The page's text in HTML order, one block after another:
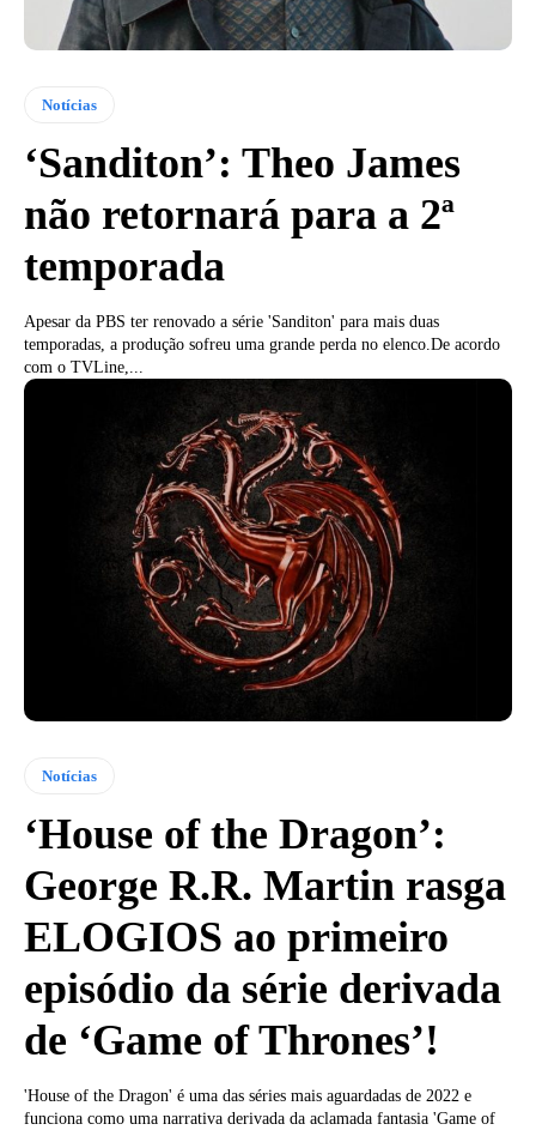
Notícias
‘Sanditon’: Theo James
não retornará para a 2ª
temporada
Apesar da PBS ter renovado a série 'Sanditon' para mais duas
temporadas, a produção sofreu uma grande perda no elenco.De acordo
com o TVLine,...
Notícias
‘House of the Dragon’:
George R.R. Martin rasga
ELOGIOS ao primeiro
episódio da série derivada
de ‘Game of Thrones’!
'House of the Dragon' é uma das séries mais aguardadas de 2022 e
funciona como uma narrativa derivada da aclamada fantasia 'Game of